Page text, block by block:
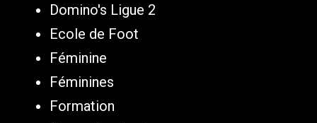
Domino's Ligue 2
Ecole de Foot
Féminine
Féminines
Formation